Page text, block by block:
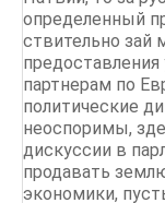
определенный
ствительно зай
предоставления
партнерам по
политические
неоспоримы,
дискуссии в
продавать
экономики,